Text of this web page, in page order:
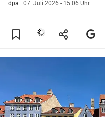
dpa | 07. Juli 2026 - 15:06 Uhr